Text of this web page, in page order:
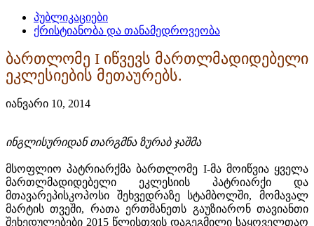
პუბლიკაციები
ქრისტიანობა და თანამედროვეობა
ბართლომე I იწვევს მართლმადიდებელი
ეკლესიების მეთაურებს.
იანვარი 10, 2014
ინგლისურიდან თარგმნა ზურაბ ჯაშმა
მსოფლიო პატრიარქმა ბართლომე I-მა მოიწვია ყველა
მართლმადიდებელი ეკლესიის პატრიარქი და
მთავარეპისკოპოსი შეხვედრაზე სტამბოლში, მომავალ
მარტის თვეში, რათა ერთმანეთს გაუზიარონ თავიანთი
შეხედულებები 2015 წლისთვის დაგეგმილი საყოველთაო